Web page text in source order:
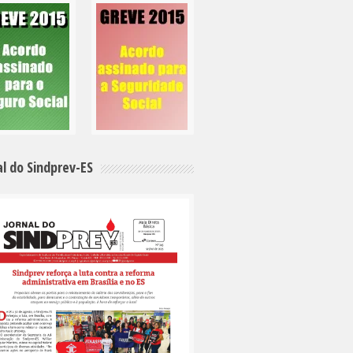
do Sindprev-ES